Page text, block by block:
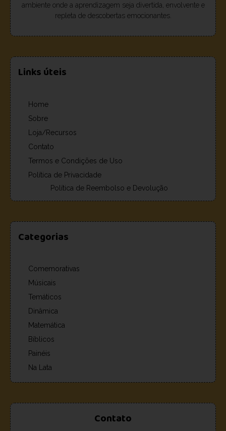
ambiente onde a aprendizagem seja divertida, envolvente e
repleta de descobertas emocionantes.
Links úteis
Home
Sobre
Loja/Recursos
Contato
Termos e Condições de Uso
Política de Privacidade
Política de Reembolso e Devolução
Categorias
Comemorativas
Músicais
Temáticos
Dinâmica
Matemática
Bíblicos
Painéis
Na Lata
Contato